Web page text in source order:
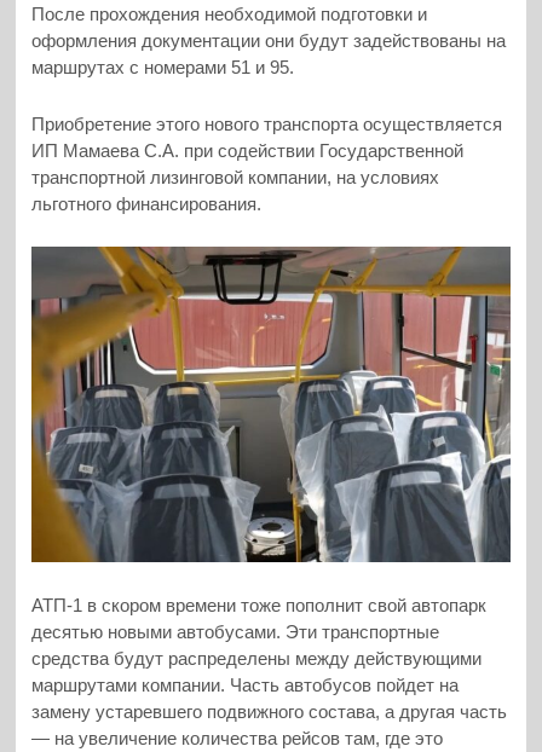
После прохождения необходимой подготовки и
оформления документации они будут задействованы на
маршрутах с номерами 51 и 95.
Приобретение этого нового транспорта осуществляется
ИП Мамаева С.А. при содействии Государственной
транспортной лизинговой компании, на условиях
льготного финансирования.
АТП-1 в скором времени тоже пополнит свой автопарк
десятью новыми автобусами. Эти транспортные
средства будут распределены между действующими
маршрутами компании. Часть автобусов пойдет на
замену устаревшего подвижного состава, а другая часть
— на увеличение количества рейсов там, где это